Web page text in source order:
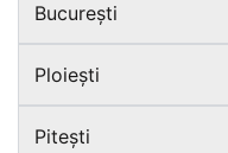
București
Ploiești
Pitești